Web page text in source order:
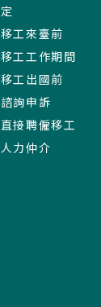
定
移工來臺前
移工工作期間
移工出國前
諮詢申訴
直接聘僱移工
人力仲介